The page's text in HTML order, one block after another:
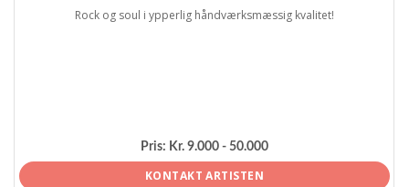
Rock og soul i ypperlig håndværksmæssig kvalitet!
Pris: Kr. 9.000 - 50.000
KONTAKT ARTISTEN